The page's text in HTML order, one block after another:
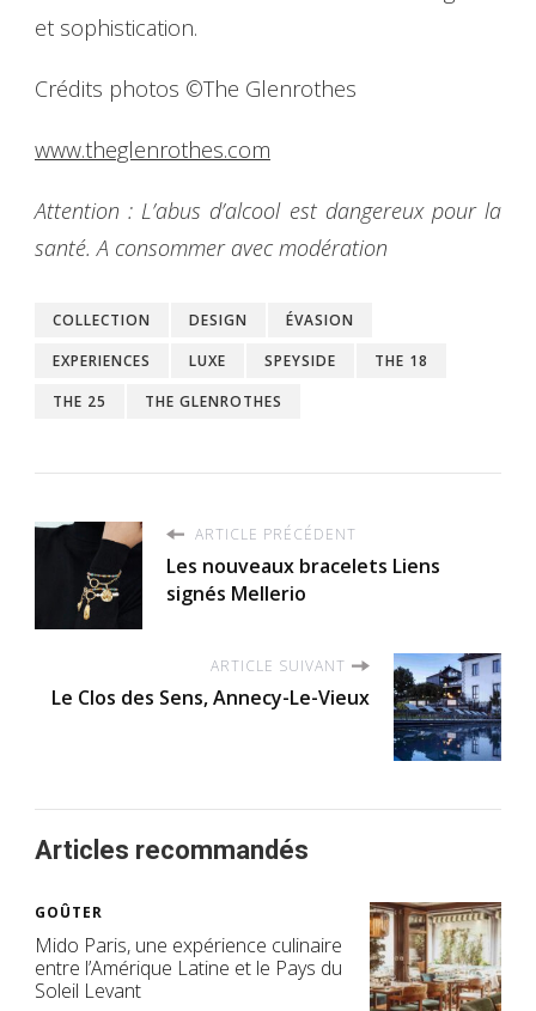
et sophistication.
Crédits photos ©The Glenrothes
www.theglenrothes.com
Attention : L’abus d’alcool est dangereux pour la
santé. A consommer avec modération
COLLECTION DESIGN
ÉVASION
EXPERIENCES
LUXE SPEYSIDE
THE 18
THE 25
THE GLENROTHES
ARTICLE PRÉCÉDENT
Les nouveaux bracelets Liens
signés Mellerio
ARTICLE SUIVANT
Le Clos des Sens, Annecy-Le-Vieux
Articles recommandés
GOÛTER
Mido Paris, une expérience culinaire
entre l’Amérique Latine et le Pays du
Soleil Levant